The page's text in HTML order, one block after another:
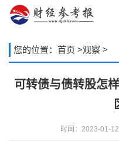
您的位置： 首页 >观察 >
可转债与债转股怎
时间：2023-01-